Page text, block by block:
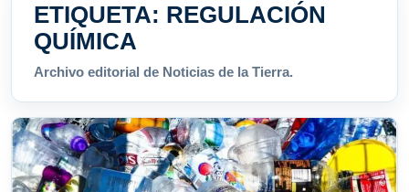
ETIQUETA: REGULACIÓN
QUÍMICA
Archivo editorial de Noticias de la Tierra.